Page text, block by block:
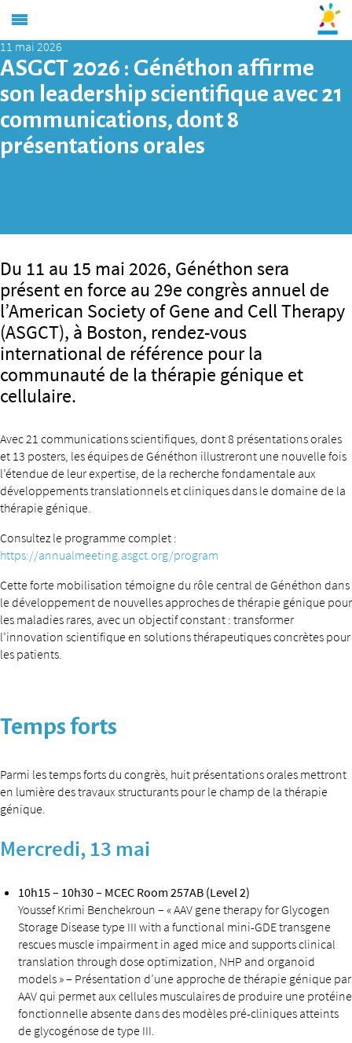
11 mai 2026
ASGCT 2026 : Généthon affirme
son leadership scientifique avec 21
communications, dont 8
présentations orales
Du 11 au 15 mai 2026, Généthon sera
présent en force au 29e congrès annuel de
l’American Society of Gene and Cell Therapy
(ASGCT), à Boston, rendez-vous
international de référence pour la
communauté de la thérapie génique et
cellulaire.
Avec 21 communications scientifiques, dont 8 présentations orales
et 13 posters, les équipes de Généthon illustreront une nouvelle fois
l’étendue de leur expertise, de la recherche fondamentale aux
développements translationnels et cliniques dans le domaine de la
thérapie génique.
Consultez le programme complet :
https://annualmeeting.asgct.org/program
Cette forte mobilisation témoigne du rôle central de Généthon dans
le développement de nouvelles approches de thérapie génique pour
les maladies rares, avec un objectif constant : transformer
l’innovation scientifique en solutions thérapeutiques concrètes pour
les patients.
Temps forts
Parmi les temps forts du congrès, huit présentations orales mettront
en lumière des travaux structurants pour le champ de la thérapie
génique.
Mercredi, 13 mai
10h15 – 10h30 – MCEC Room 257AB (Level 2)
Youssef Krimi Benchekroun – « AAV gene therapy for Glycogen
Storage Disease type III with a functional mini-GDE transgene
rescues muscle impairment in aged mice and supports clinical
translation through dose optimization, NHP and organoid
models » – Présentation d’une approche de thérapie génique par
AAV qui permet aux cellules musculaires de produire une protéine
fonctionnelle absente dans des modèles pré-cliniques atteints
de glycogénose de type III.